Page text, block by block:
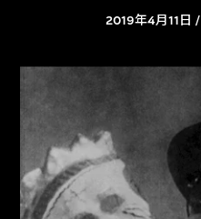
2019年4月11日 /